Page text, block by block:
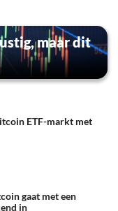
maar dit
ETF-markt met
gaat met een
in